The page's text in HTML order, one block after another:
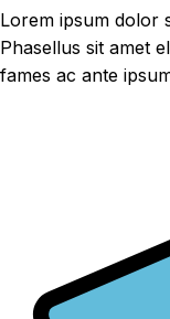
Lorem ipsum dolor
Phasellus sit amet
fames ac ante